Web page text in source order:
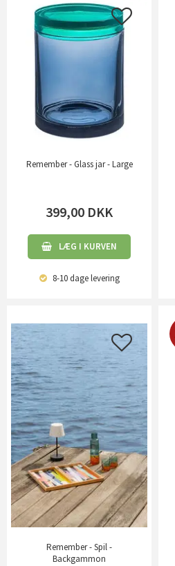
Remember - Glass jar - Large
399,00 DKK
LÆG I KURVEN
8-10 dagelevering
Remember - Spil -
Backgammon